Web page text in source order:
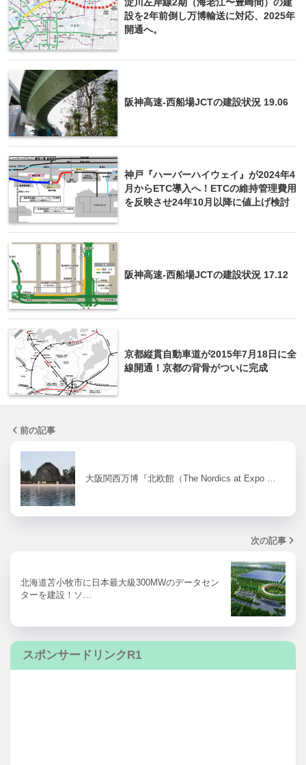
淀川左岸線2期（海老江〜豊崎間）の建
設を2年前倒し万博輸送に対応、2025年
開通へ。
阪神高速-西船場JCTの建設状況 19.06
神戸『ハーバーハイウェイ』が2024年4
月からETC導入へ！ETCの維持管理費用
を反映させ24年10月以降に値上げ検討
阪神高速-西船場JCTの建設状況 17.12
京都縦貫自動車道が2015年7月18日に全
線開通！京都の背骨がついに完成
前の記事
大阪関西万博『北欧館（The Nordics at Expo …
次の記事
北海道苫小牧市に日本最大級300MWのデータセン
ターを建設！ソ…
スポンサードリンクR1